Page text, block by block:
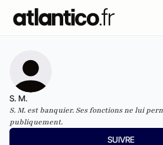
S. M.
S. M. est banquier. Ses fonctions ne lui
publiquement.
SUIVRE